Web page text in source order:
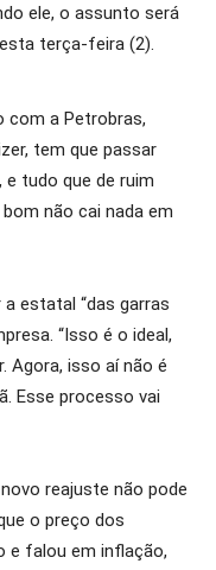
ele, o assunto será
terça-feira (2).
com a Petrobras,
tem que passar
e tudo que de ruim
não cai nada em
estatal “das garras
“Isso é o ideal,
Agora, isso aí não é
Esse processo vai
reajuste não pode
o preço dos
e falou em inflação,